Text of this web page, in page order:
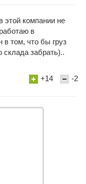
этой компании не
в
в том, что бы груз
склада забрать)..
+14 -2